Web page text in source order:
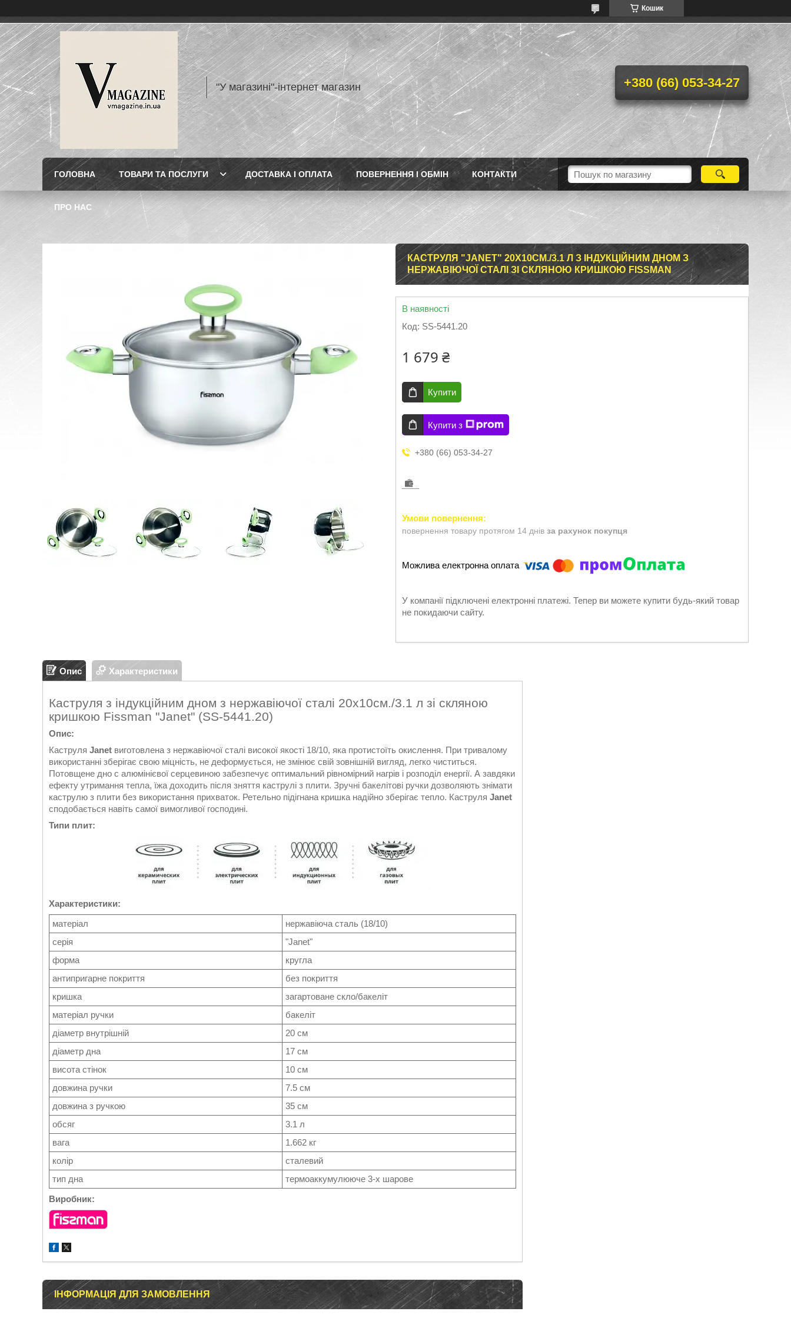
Кошик
"У магазині"-інтернет магазин +380 (66) 053-34-27
ГОЛОВНА ТОВАРИ ТА ПОСЛУГИ ДОСТАВКА І ОПЛАТА ПОВЕРНЕННЯ І ОБМІН КОНТАКТИ
ПРО НАС
КАСТРУЛЯ "JANET" 20Х10СМ./3.1 Л З ІНДУКЦІЙНИМ ДНОМ З
НЕРЖАВІЮЧОЇ СТАЛІ ЗІ СКЛЯНОЮ КРИШКОЮ FISSMAN
В наявності
Код: SS-5441.20
1 679 ₴
Купити
Купити з
+380 (66) 053-34-27
повернення товару протягом 14 днів за рахунок покупця
У компанії підключені електронні платежі. Тепер ви можете купити будь-який товар
не покидаючи сайту.
Опис Характеристики
Каструля з індукційним дном з нержавіючої сталі 20х10см./3.1 л зі скляною
кришкою Fissman "Janet" (SS-5441.20)
Опис:
Каструля Janet виготовлена з нержавіючої сталі високої якості 18/10, яка протистоїть окислення. При тривалому
використанні зберігає свою міцність, не деформується, не змінює свій зовнішній вигляд, легко чиститься.
Потовщене дно c алюмінієвої серцевиною забезпечує оптимальний рівномірний нагрів і розподіл енергії. А завдяки
ефекту утримання тепла, їжа доходить після зняття каструлі з плити. Зручні бакелітові ручки дозволяють знімати
каструлю з плити без використання прихваток. Ретельно підігнана кришка надійно зберігає тепло. Каструля Janet
сподобається навіть самої вимогливої господині.
Типи плит:
Характеристики:
матеріал
нержавіюча сталь (18/10)
серія
"Janet"
форма
кругла
антипригарне покриття
без покриття
кришка
загартоване скло/бакеліт
матеріал ручки
бакеліт
діаметр внутрішній
20 см
діаметр дна
17 см
висота стінок
10 см
довжина ручки
7.5 см
довжина з ручкою
35 см
обсяг
3.1 л
вага
1.662 кг
колір
сталевий
тип дна
термоаккумулююче 3-х шарове
Виробник:
ІНФОРМАЦІЯ ДЛЯ ЗАМОВЛЕННЯ